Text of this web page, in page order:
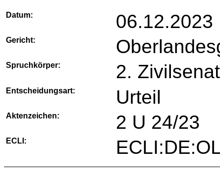
Datum: 06.12.2023
Gericht:
Spruchkörper: 2. Zivilsenat
Entscheidungsart: Urteil
Aktenzeichen: 2 U 24/23
ECLI: